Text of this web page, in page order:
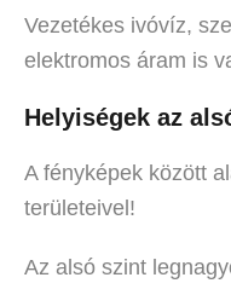
Vezetékes ivóvíz,
elektromos áram is
Helyiségek az
A fényképek között
területeivel!
Az alsó szint